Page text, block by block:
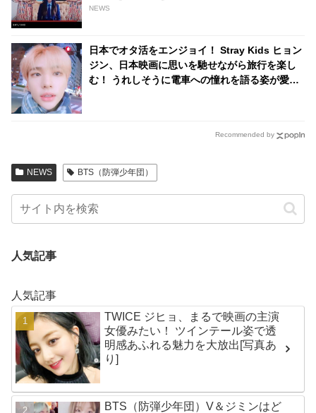
NEWS
日本でオタ活をエンジョイ！ Stray Kids ヒョン
ジン、日本映画に思いを馳せながら旅行を楽し
む！ うれしそうに電車への憧れを語る姿が愛お
Recommended by
NEWS BTS（防弾少年団）
人気記事
人気記事
TWICE ジヒョ、まるで映画の主演
女優みたい！ ツインテール姿で透
明感あふれる魅力を大放出[写真あ
り]
BTS（防弾少年団）V＆ジミンはど